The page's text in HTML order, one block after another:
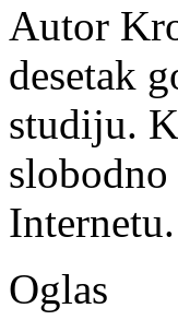
Autor
desetak
studiju.
Internetu.
Oglas